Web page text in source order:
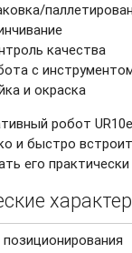
качества
с
и окраска
робот
и быстро
его